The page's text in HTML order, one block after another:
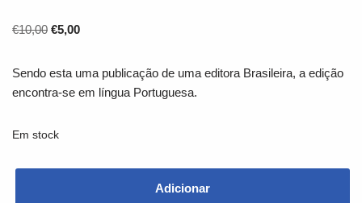
€10,00 €5,00
Sendo esta uma publicação de uma editora Brasileira, a edição
encontra-se em língua Portuguesa.
Em stock
Adicionar